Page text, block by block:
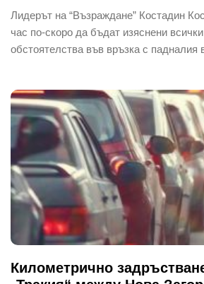
Лидерът на “Възраждане” Костадин
час по-скоро да бъдат изяснени
обстоятелства във връзка с
Километрично